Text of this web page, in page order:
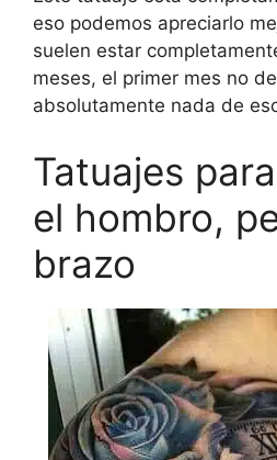
eso podemos apreciarlo
suelen estar
meses, el primer mes no
absolutamente nada de
Tatuajes
el hombro,
brazo